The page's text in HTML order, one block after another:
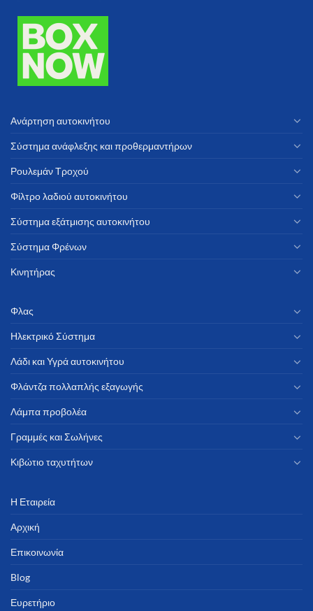
Ανάρτηση αυτοκινήτου
Σύστημα ανάφλεξης και προθερμαντήρων
Ρουλεμάν Τροχού
Φίλτρο λαδιού αυτοκινήτου
Σύστημα εξάτμισης αυτοκινήτου
Σύστημα Φρένων
Κινητήρας
Φλας
Ηλεκτρικό Σύστημα
Λάδι και Υγρά αυτοκινήτου
Φλάντζα πολλαπλής εξαγωγής
Λάμπα προβολέα
Γραμμές και Σωλήνες
Κιβώτιο ταχυτήτων
Η Εταιρεία
Αρχική
Επικοινωνία
Blog
Ευρετήριο